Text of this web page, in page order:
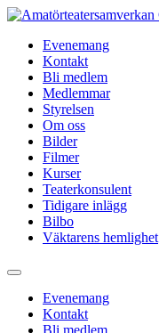
Hoppa
innehållEvenemang
Kontakt
Bli medlem
Medlemmar
Styrelsen
Om oss
Bilder
Filmer
Kurser
Teaterkonsulent
Tidigare inlägg
Bilbo
Väktarens hemlighet
Evenemang
Kontakt
Bli medlem